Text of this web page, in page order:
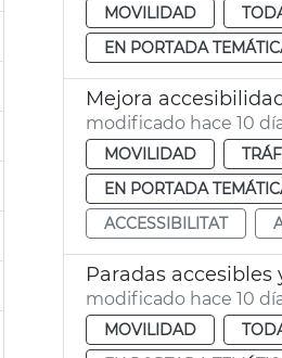
MOVILIDAD
EN PORTADA
Mejora
modificado hace 10
MOVILIDAD
EN PORTADA
ACCESSIBILITAT
Paradas accesibles
modificado hace 10
MOVILIDAD